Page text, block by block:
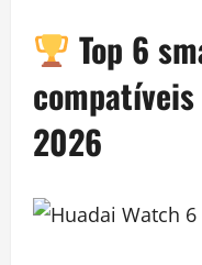
Top 6
2026